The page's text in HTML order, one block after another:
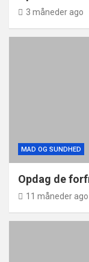
3 måneder ago
MAD OG SUNDHED
Opdag de
11 måneder ago